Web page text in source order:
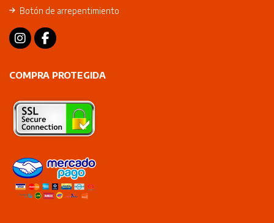
Botón de arrepentimiento
COMPRA PROTEGIDA